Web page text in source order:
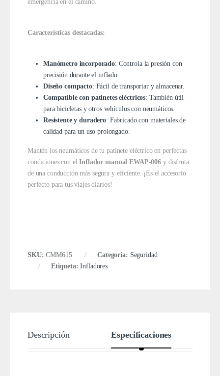
emergencia en el camino.
Características destacadas:
Manómetro incorporado: Controla la presión con
precisión durante el inflado.
Diseño compacto: Fácil de transportar y almacenar.
Compatible con patinetes eléctricos: También útil
para bicicletas y otros vehículos con neumáticos.
Resistente y duradero: Fabricado con materiales de
calidad para un uso prolongado.
Mantén los neumáticos de tu patinete eléctrico en perfectas
condiciones con elInflador manual EWAP-006y disfruta
de una conducción más segura y eficiente. ¡Es el accesorio
perfecto para tus viajes diarios!
SKU:CMM615 Categoría: Seguridad
Etiqueta:Infladores
Descripción Especificaciones